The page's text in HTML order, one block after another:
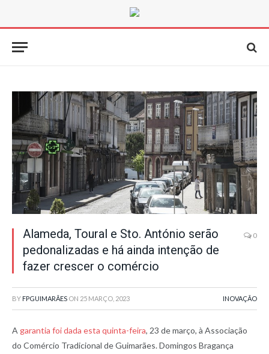
Alameda, Toural e Sto. António serão
pedonalizadas e há ainda intenção de
fazer crescer o comércio
0
BY FPGUIMARÃES ON 25 MARÇO, 2023 INOVAÇÃO
A garantia foi dada esta quinta-feira, 23 de março, à Associação
do Comércio Tradicional de Guimarães. Domingos Bragança